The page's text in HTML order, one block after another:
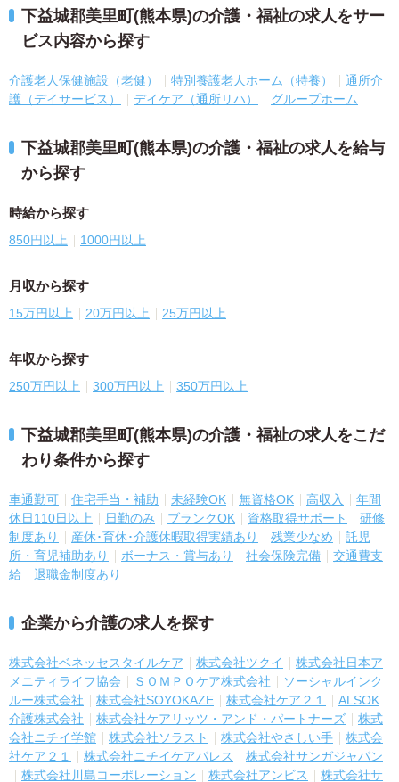
下益城郡美里町(熊本県)の介護・福祉の求人をサー
ビス内容から探す
介護老人保健施設（老健） 特別養護老人ホーム（特養）
通所介
護（デイサービス）
デイケア（通所リハ） グループホーム
下益城郡美里町(熊本県)の介護・福祉の求人を給与
から探す
時給から探す
850円以上 1000円以上
月収から探す
15万円以上 20万円以上 25万円以上
年収から探す
250万円以上 300万円以上 350万円以上
下益城郡美里町(熊本県)の介護・福祉の求人をこだ
わり条件から探す
車通勤可 住宅手当・補助 未経験OK 無資格OK 高収入
年間
休日110日以上
日勤のみ ブランクOK 資格取得サポート
研修
制度あり
産休･育休･介護休暇取得実績あり 残業少なめ
託児
所・育児補助あり
ボーナス・賞与あり 社会保険完備
交通費支
給
退職金制度あり
企業から介護の求人を探す
株式会社ベネッセスタイルケア 株式会社ツクイ
株式会社日本ア
メニティライフ協会
ＳＯＭＰＯケア株式会社
ソーシャルインク
ルー株式会社
株式会社SOYOKAZE 株式会社ケア２１
ALSOK
介護株式会社
株式会社ケアリッツ・アンド・パートナーズ
株式
会社ニチイ学館
株式会社ソラスト 株式会社やさしい手
株式会
社ケア２１
株式会社ニチイケアパレス
株式会社サンガジャパン
株式会社川島コーポレーション
株式会社アンビス
株式会社サ